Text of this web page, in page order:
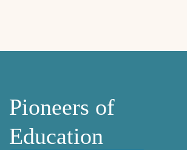
Pioneers of
Education